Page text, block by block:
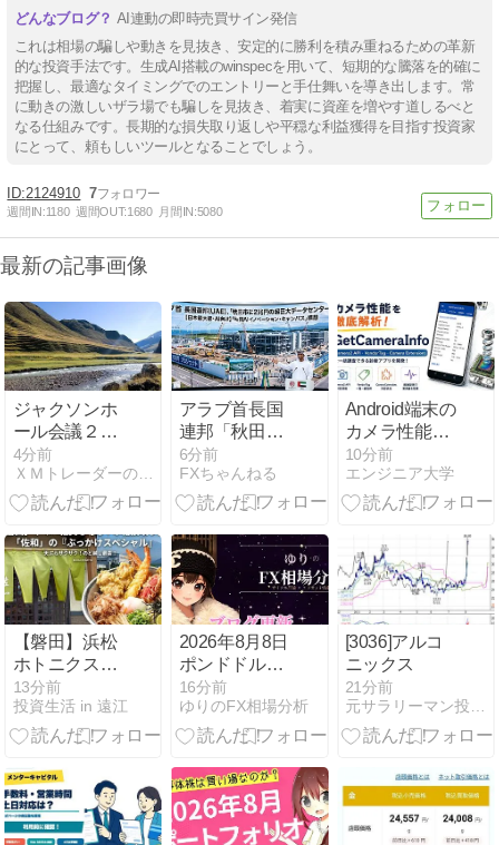
AI連動の即時売買サイン発信
これは相場の騙しや動きを見抜き、安定的に勝利を積み重ねるための革新
的な投資手法です。生成AI搭載のwinspecを用いて、短期的な騰落を的確に
把握し、最適なタイミングでのエントリーと手仕舞いを導き出します。常
に動きの激しいザラ場でも騙しを見抜き、着実に資産を増やす道しるべと
なる仕組みです。長期的な損失取り返しや平穏な利益獲得を目指す投資家
にとって、頼もしいツールとなることでしょう。
2124910 7
週間IN:1180 週間OUT:1680 月間IN:5080
最新の記事画像
ジャクソンホ
ール会議２０
２６年の開催
日程
4分前
ＸＭトレーダーの海外ＦＸブログ
アラブ首長国
連邦「秋田市
に2兆円の超
巨大データセ
ンター建てる
6分前
FXちゃんねる
Android端末の
カメラ性能を
解析する
「GetCameraInfo」
を開発してみ
API・
VendorTag・
Camera
Extensionsを
一括調査
【2026年版】
10分前
エンジニア大学
【磐田】浜松
ホトニクス・
ヤマハ社員も
通う！絶品本
格讃岐うどん
13分前
投資生活 in 遠江
2026年8月8日
ポンドドルの
ゆり相場分析
🌟
16分前
ゆりのFX相場分析
[3036]アルコ
ニックス
21分前
元サラリーマン投資家の日々雑感